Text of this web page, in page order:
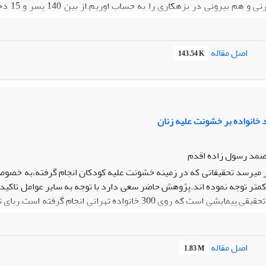
خانواده ،باورها و عملکردها،ارتباط با بزهکاران و سرگرمی
نشان داد که تنها سه عامل بر شدت یزهکاری اثر دارند و میتوانند
و نگرشها و ارتباط با بزهکاران. یافته هاغ نشان می دهند که هر قدر
مذهبی عامل بازدارنده بزهکاری اند و نگرشهای منفی نسبت
اصل مقاله 143.54 K
خانواده بر خشونت علیه زنان
رسول زاده اقدم
میرسد تحقیقاتی که در زمینه خشونت علیه کودکان انجام گرفته،به
توجه نموده اند.پژوهش حاضر سعی دارد با توجه به سایر عوامل
کند.این مقاله تحقیقی پیمایشی است که روی 300
است.یافته ها نشان میدهند که متغیر نظم و تضاد در خانواده به ترتیب
اصل مقاله 1.83 M